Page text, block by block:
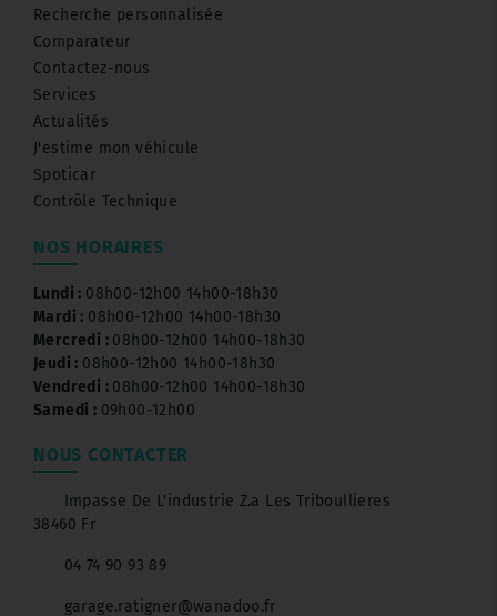
Recherche personnalisée
Comparateur
Contactez-nous
Services
Actualités
J'estime mon véhicule
Spoticar
Contrôle Technique
NOS HORAIRES
Lundi : 08h00-12h00 14h00-18h30
Mardi : 08h00-12h00 14h00-18h30
Mercredi : 08h00-12h00 14h00-18h30
Jeudi : 08h00-12h00 14h00-18h30
Vendredi : 08h00-12h00 14h00-18h30
Samedi : 09h00-12h00
NOUS CONTACTER
Impasse De L'industrie Z.a Les Triboullieres
38460 Fr
04 74 90 93 89
garage.ratigner@wanadoo.fr